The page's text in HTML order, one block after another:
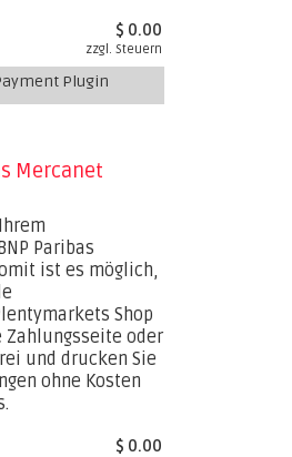
$ 0.00
zzgl. Steuern
Plugin
Mercanet
Paribas
ist es möglich,
Shop
Zahlungsseite oder
und drucken Sie
ohne Kosten
$ 0.00